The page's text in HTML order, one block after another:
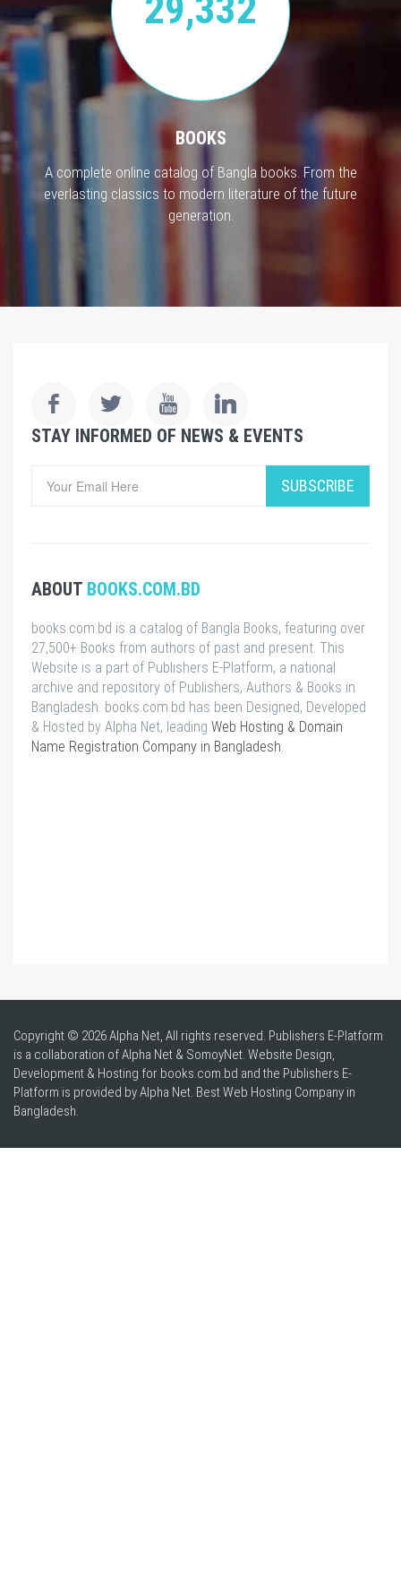
BOOKS
A complete online catalog of Bangla books. From the
everlasting classics to modern literature of the future
generation.
STAY INFORMED OF NEWS & EVENTS
SUBSCRIBE
ABOUT BOOKS.COM.BD
books.com.bd is a catalog of Bangla Books, featuring over
27,500+ Books from authors of past and present. This
Website is a part of Publishers E-Platform, a national
archive and repository of Publishers, Authors & Books in
Bangladesh. books.com.bd has been Designed, Developed
& Hosted by Alpha Net, leading Web Hosting & Domain
Name Registration Company in Bangladesh.
Copyright © 2026 Alpha Net, All rights reserved. Publishers E-Platform
is a collaboration of Alpha Net & SomoyNet. Website Design,
Development & Hosting for books.com.bd and the Publishers E-
Platform is provided by Alpha Net. BestWeb Hosting Company in
Bangladesh.